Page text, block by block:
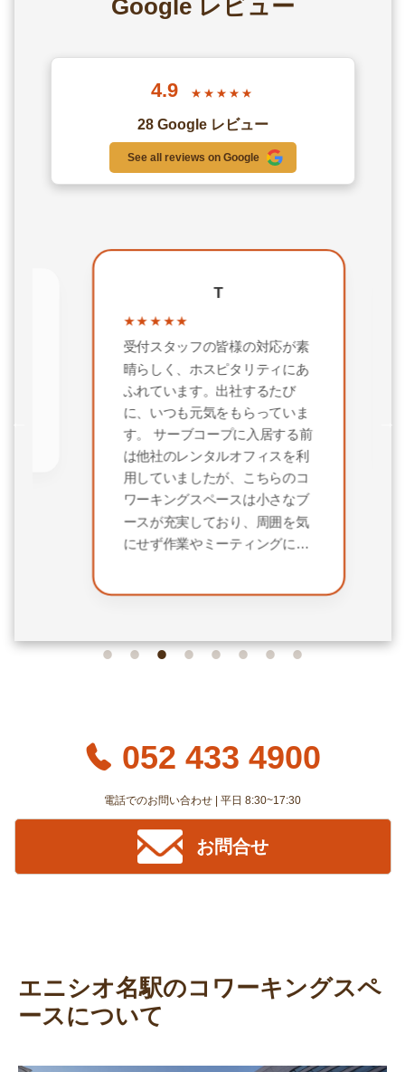
Google レビュー
4.9 ★★★★★
28 Google レビュー
See all reviews on Google
★★★★★
受付スタッフの皆様の対応が素
晴らしく、ホスピタリティにあ
ふれています。出社するたび
に、いつも元気をもらっていま
す。 サーブコープに入居する前
は他社のレンタルオフィスを利
用していましたが、こちらのコ
ワーキングスペースは小さなブ
ースが充実しており、周囲を気
にせず作業やミーティングに集
052 433 4900
電話でのお問い合わせ | 平日 8:30~17:30
お問合せ
エニシオ名駅のコワーキングスペ
ースについて